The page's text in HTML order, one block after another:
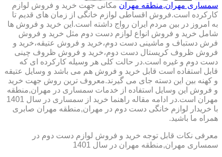
سمساری مهران,منطقه مهران مکانی جهت خرید و فروش لوازم
کارکرده است.فروش اقساطی لوازم خانگی از زمان های قدیم تا
به امروز در بین مردم ایران رواج داشته است.این خرید و فروش ها
شامل خرید و فروش انواع لوازم دست دوم مثل خرید و فروش
فرش دستباف و ماشینی دست دوم،خرید و فروش عتیقه،خرید و
فروش ظروف کریستال دست دوم،خرید و فروش ظروف چینی
دست دوم و غیره است.در حالت کلی هر وسیله کارکرده ای که
قابل استفاده است قابل خرید و فروش هم می باشد و وسایل عتیقه
و کهنه بین این دسته جای می گیرند.معروف ترین روش جهت خرید
و فروش این وسایل استفاده از خدمات سمساری در مهران,منطقه
مهران است.در ادامه مقاله راهنما خرید از سمساری در سال 1401
با خریدار لوازم خانگی دست دوم در مهران,منطقه مهران صابری
همراه ما باشید.
معرفی نکات قابل توجه خرید و فروش لوازم دست دوم در
سمساری مهران,منطقه مهران در سال 1401